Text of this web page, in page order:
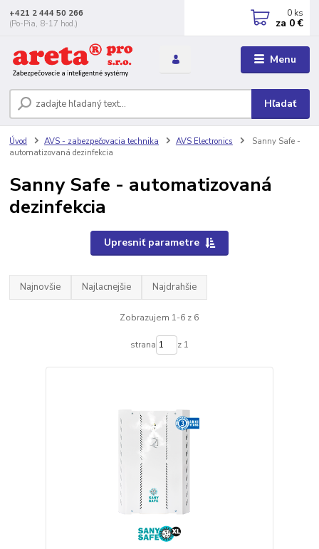
Menu
Hľadať
+421 2 444 50 266
(Po-Pia, 8-17 hod.)
0 ks
za 0 €
Úvod AVS - zabezpečovacia technika AVS Electronics
Sanny Safe -
automatizovaná dezinfekcia
Sanny Safe - automatizovaná
dezinfekcia
Upresniť parametre
Najnovšie Najlacnejšie Najdrahšie
Zobrazujem 1-6 z 6
strana z 1